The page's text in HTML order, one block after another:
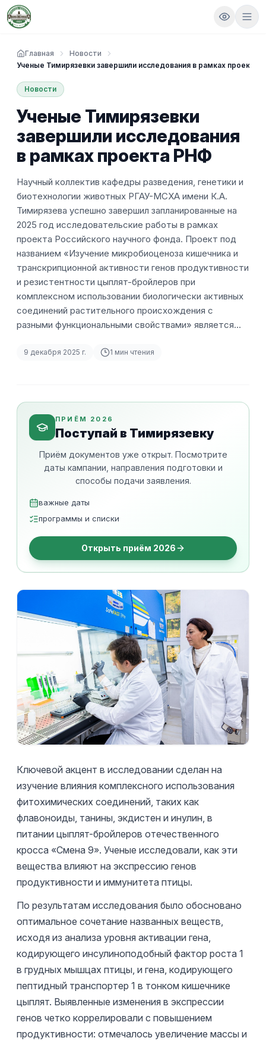
Главная
Новости
Ученые Тимирязевки завершили исследования в рамках проекта
Новости
Ученые Тимирязевки
завершили исследования
в рамках проекта РНФ
Научный коллектив кафедры разведения, генетики и
биотехнологии животных РГАУ-МСХА имени К.А.
Тимирязева успешно завершил запланированные на
2025 год исследовательские работы в рамках
проекта Российского научного фонда. Проект под
названием «Изучение микробиоценоза кишечника и
транскрипционной активности генов продуктивности
и резистентности цыплят-бройлеров при
комплексном использовании биологически активных
соединений растительного происхождения с
разными функциональными свойствами» является…
9 декабря 2025 г. 1 мин чтения
ПРИЁМ 2026
Поступай в Тимирязевку
Приём документов уже открыт. Посмотрите
даты кампании, направления подготовки и
способы подачи заявления.
важные даты
программы и списки
Открыть приём 2026
Ключевой акцент в исследовании сделан на
изучение влияния комплексного использования
фитохимических соединений, таких как
флавоноиды, танины, экдистен и инулин, в
питании цыплят-бройлеров отечественного
кросса «Смена 9». Ученые исследовали, как эти
вещества влияют на экспрессию генов
продуктивности и иммунитета птицы.
По результатам исследования было обосновано
оптимальное сочетание названных веществ,
исходя из анализа уровня активации гена,
кодирующего инсулиноподобный фактор роста 1
в грудных мышцах птицы, и гена, кодирующего
пептидный транспортер 1 в тонком кишечнике
цыплят. Выявленные изменения в экспрессии
генов четко коррелировали с повышением
продуктивности: отмечалось увеличение массы и